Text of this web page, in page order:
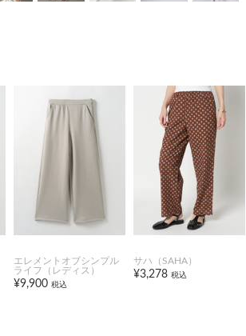
エレメントオブシンプル
ライフ（レディス）
¥9,900 税込
サハ（SAHA）
¥3,278 税込